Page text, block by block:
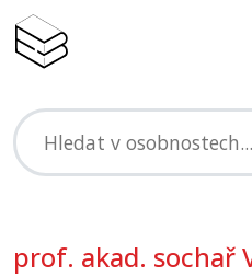
prof. akad. sochař